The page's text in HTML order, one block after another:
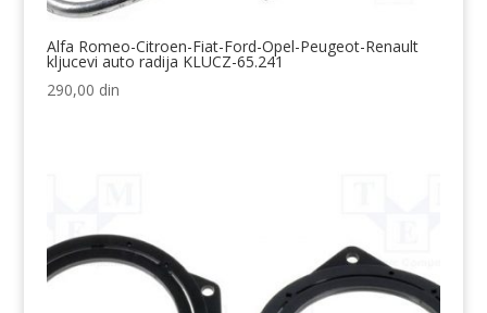
Alfa Romeo-Citroen-Fiat-Ford-Opel-Peugeot-Renault
kljucevi auto radija KLUCZ-65.241
290,00 din